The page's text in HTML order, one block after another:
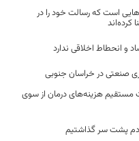
است که رسالت خود را در
و انحطاط اخلاقی ندارد
صنعتی در خراسان جنوبی
مستقیم هزینه‌های درمان از سوی
پشت سر گذاشتیم